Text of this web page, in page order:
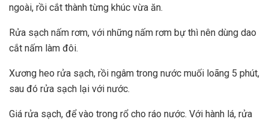
ngoài, rồi cắt thành từng khúc vừa ăn.
Rửa sạch nấm rơm, với những nấm rơm bự thì nên dùng dao
cắt nấm làm đôi.
Xương heo rửa sạch, rồi ngâm trong nước muối loãng 5 phút,
sau đó rửa sạch lại với nước.
Giá rửa sạch, để vào trong rổ cho ráo nước. Với hành lá, rửa